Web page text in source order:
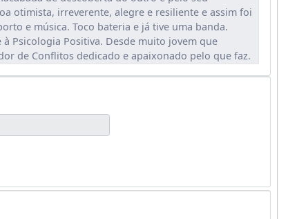
otimista, irreverente, alegre e resiliente e assim foi
e música. Toco bateria e já tive uma banda.
Psicologia Positiva. Desde muito jovem que
de Conflitos dedicado e apaixonado pelo que faz.